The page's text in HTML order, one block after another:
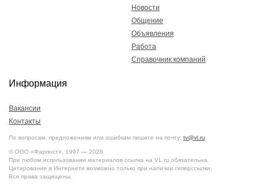
Новости
Общение
Объявления
Работа
Справочник компаний
Информация
Вакансии
Контакты
По вопросам, предложениям или ошибкам пишите на почту: tv@vl.ru
© ООО «Фарпост», 1997 — 2026
При любом использовании материалов ссылка на VL.ru обязательна.
Цитирование в Интернете возможно только при наличии гиперссылки.
Все права защищены.